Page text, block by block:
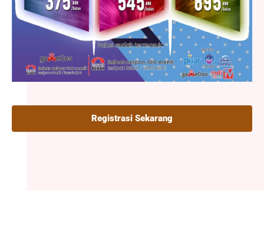
Registrasi Sekarang